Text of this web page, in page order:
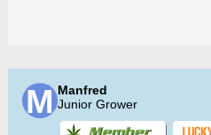
Manfred
Junior Grower